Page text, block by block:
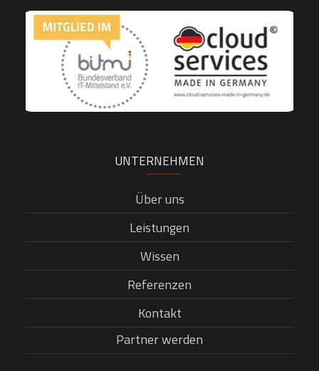
UNTERNEHMEN
Über uns
Leistungen
Wissen
Referenzen
Kontakt
Partner werden